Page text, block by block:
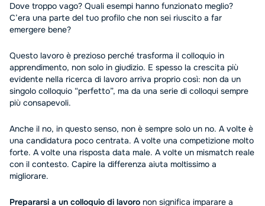
Dove troppo vago? Quali esempi hanno funzionato meglio?
C’era una parte del tuo profilo che non sei riuscito a far
emergere bene?
Questo lavoro è prezioso perché trasforma il colloquio in
apprendimento, non solo in giudizio. E spesso la crescita più
evidente nella ricerca di lavoro arriva proprio così: non da un
singolo colloquio “perfetto”, ma da una serie di colloqui sempre
più consapevoli.
Anche il no, in questo senso, non è sempre solo un no. A volte è
una candidatura poco centrata. A volte una competizione molto
forte. A volte una risposta data male. A volte un mismatch reale
con il contesto. Capire la differenza aiuta moltissimo a
migliorare.
Prepararsi a un colloquio di lavoro non significa imparare a